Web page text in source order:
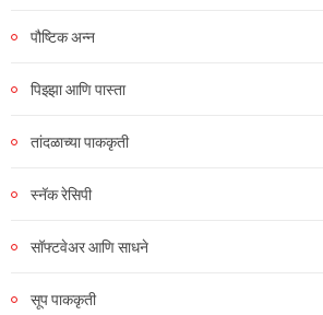
पौष्टिक अन्न
पिझ्झा आणि पास्ता
तांदळाच्या पाककृती
स्नॅक रेसिपी
सॉफ्टवेअर आणि साधने
सूप पाककृती